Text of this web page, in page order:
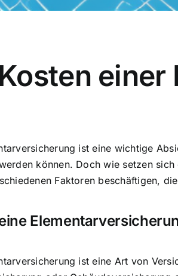
ist eine wichtige
können. Doch wie setzen
Faktoren beschäftigen,
ist eine Art von